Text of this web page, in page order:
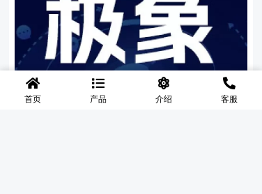
首页 产品 介绍 客服